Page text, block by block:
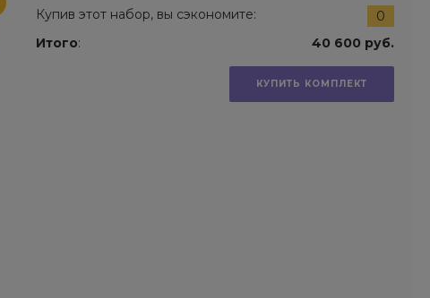
Купив этот набор, вы сэкономите:
0
Итого: 40 600 руб.
КУПИТЬ КОМПЛЕКТ